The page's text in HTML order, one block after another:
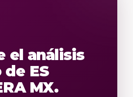
el análisis
ES
MX.